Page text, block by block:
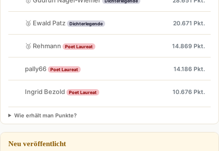
🥈 Ewald Patz Dichterlegende 20.671 Pkt.
🥉 Rehmann Poet Laureat 14.869 Pkt.
pally66 Poet Laureat 14.186 Pkt.
Ingrid Bezold Poet Laureat 10.676 Pkt.
Wie erhält man Punkte?
Neu veröffentlicht